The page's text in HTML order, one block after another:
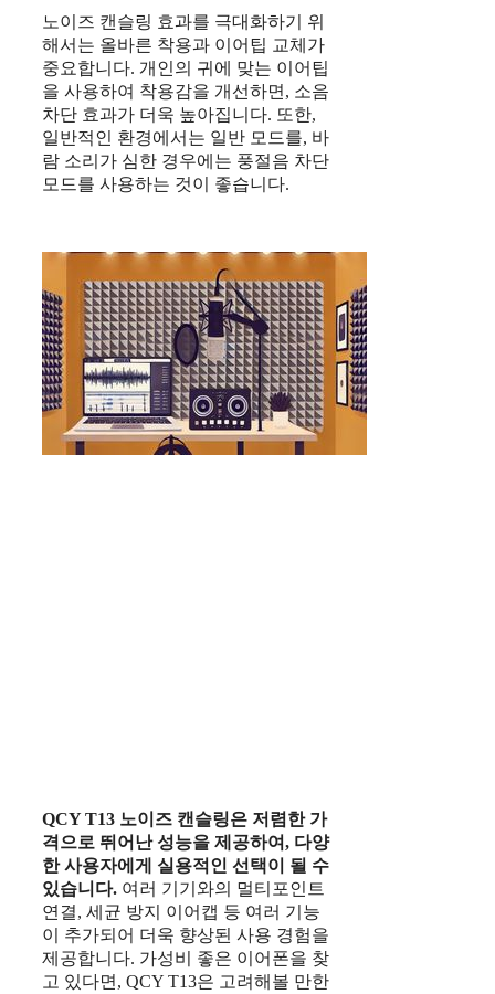
노이즈 캔슬링 효과를 극대화하기 위
해서는 올바른 착용과 이어팁 교체가
중요합니다. 개인의 귀에 맞는 이어팁
을 사용하여 착용감을 개선하면, 소음
차단 효과가 더욱 높아집니다. 또한,
일반적인 환경에서는 일반 모드를, 바
람 소리가 심한 경우에는 풍절음 차단
모드를 사용하는 것이 좋습니다.
QCY T13 노이즈 캔슬링은 저렴한 가
격으로 뛰어난 성능을 제공하여, 다양
한 사용자에게 실용적인 선택이 될 수
있습니다. 여러 기기와의 멀티포인트
연결, 세균 방지 이어캡 등 여러 기능
이 추가되어 더욱 향상된 사용 경험을
제공합니다. 가성비 좋은 이어폰을 찾
고 있다면, QCY T13은 고려해볼 만한